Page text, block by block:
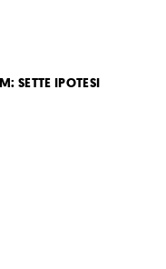
SETTE IPOTESI